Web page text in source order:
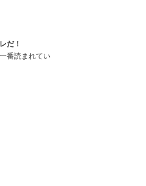
だ！
番読まれてい